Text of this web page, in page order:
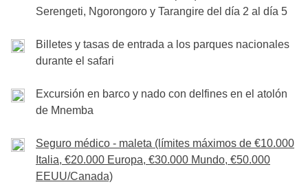
Por la tarde, dejaremos tiempo para explorar la
ruta de los esclavos
, así como una colonia de varias
potencias mundiales. Será muy interesante ver este
a pesar de sus diferencias, comparten la historia de
un país multicultural. Esta será también nuestra
última cena juntos: buscaremos un buen restaurante
imprevisibles y ajenos a la voluntad de WeRoad
No incluído en la tarifa del viaje:
Serengeti, Ngorongoro y Tarangire del día 2 al día 5
Billetes y tasas de entrada a los parques nacionales
durante el safari
Excursión en barco y nado con delfines en el atolón
de Mnemba
Seguro médico - maleta (límites máximos de €10.000
Italia, €20.000 Europa, €30.000 Mundo, €50.000
EEUU/Canada)